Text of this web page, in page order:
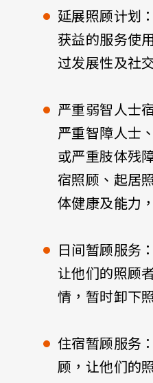
延展照顾计划
获益的服务使
过发展性及社
严重弱智人士
严重智障人士
或严重肢体残
宿照顾、起居
体健康及能力
日间暂顾服务
让他们的照顾
情，暂时卸下
住宿暂顾服务
顾，让他们的